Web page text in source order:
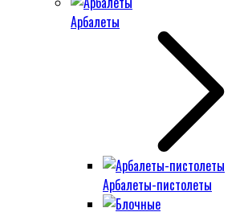
Арбалеты
Арбалеты-пистолеты